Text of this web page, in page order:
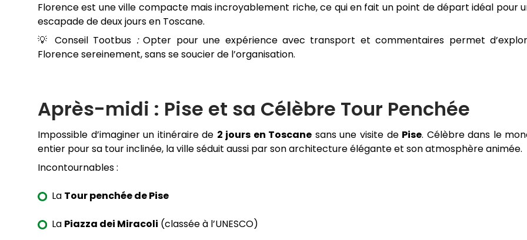
Florence est une ville compacte mais incroyablement riche, ce qui en fait un point de départ idéal pour
escapade de deux jours en Toscane.
💡 Conseil Tootbus :Opter pour une expérience avec transport et commentaires permet
Florence sereinement, sans se soucier de l’organisation.
Après-midi : Pise et sa Célèbre Tour Penchée
Impossible d’imaginer un itinéraire de 2 jours en Toscane sans une visite de Pise. Célèbre dans le
entier pour sa tour inclinée, la ville séduit aussi par son architecture élégante et son atmosphère animée.
Incontournables :
La Tour penchée de Pise
La Piazza dei Miracoli (classée à l’UNESCO)